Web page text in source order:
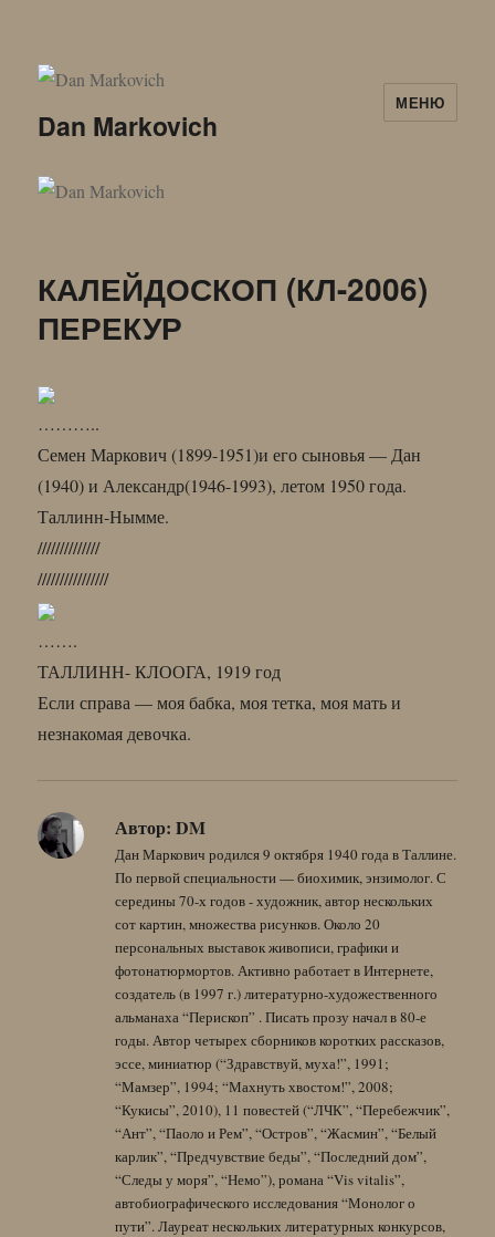
Dan Markovich
МЕНЮ
КАЛЕЙДОСКОП (КЛ-2006)
ПЕРЕКУР
………..
Семен Маркович (1899-1951)и его сыновья — Дан
(1940) и Александр(1946-1993), летом 1950 года.
Таллинн-Нымме.
//////////////
////////////////
…….
ТАЛЛИНН- КЛООГА, 1919 год
Если справа — моя бабка, моя тетка, моя мать и
незнакомая девочка.
Автор: DM
Дан Маркович родился 9 октября 1940 года в Таллине.
По первой специальности — биохимик, энзимолог. С
середины 70-х годов - художник, автор нескольких
сот картин, множества рисунков. Около 20
персональных выставок живописи, графики и
фотонатюрмортов. Активно работает в Интернете,
создатель (в 1997 г.) литературно-художественного
альманаха “Перископ” . Писать прозу начал в 80-е
годы. Автор четырех сборников коротких рассказов,
эссе, миниатюр (“Здравствуй, муха!”, 1991;
“Мамзер”, 1994; “Махнуть хвостом!”, 2008;
“Кукисы”, 2010), 11 повестей (“ЛЧК”, “Перебежчик”,
“Ант”, “Паоло и Рем”, “Остров”, “Жасмин”, “Белый
карлик”, “Предчувствие беды”, “Последний дом”,
“Следы у моря”, “Немо”), романа “Vis vitalis”,
автобиографического исследования “Монолог о
пути”. Лауреат нескольких литературных конкурсов,